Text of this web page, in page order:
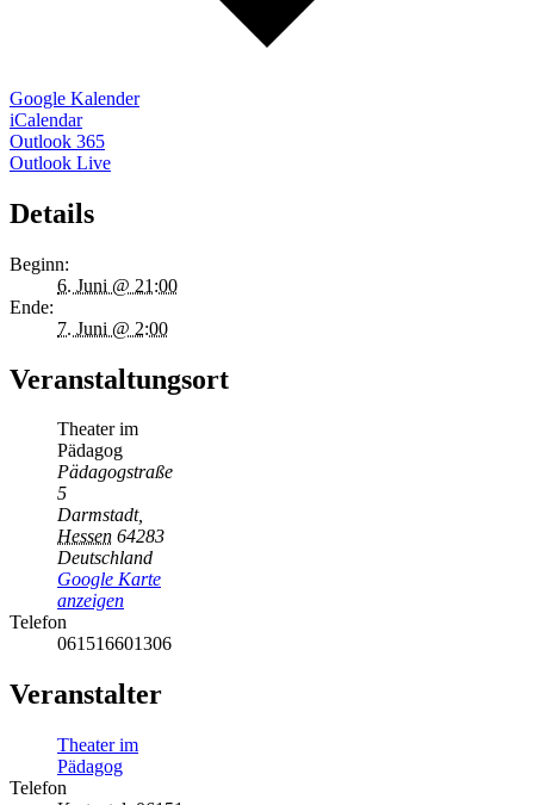
Google Kalender
iCalendar
Outlook 365
Outlook Live
Details
Beginn:
6. Juni @ 21:00
Ende:
7. Juni @ 2:00
Veranstaltungsort
Theater im
Pädagog
Pädagogstraße
5
Darmstadt,
Hessen 64283
Deutschland
Google Karte
anzeigen
Telefon
061516601306
Veranstalter
Theater im
Pädagog
Telefon